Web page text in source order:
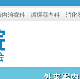
治療科 循環器内科 消